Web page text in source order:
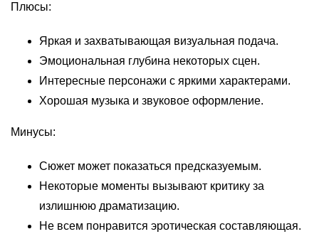
Плюсы:
Яркая и захватывающая визуальная подача.
Эмоциональная глубина некоторых сцен.
Интересные персонажи с яркими характерами.
Хорошая музыка и звуковое оформление.
Минусы:
Сюжет может показаться предсказуемым.
Некоторые моменты вызывают критику за
излишнюю драматизацию.
Не всем понравится эротическая составляющая.